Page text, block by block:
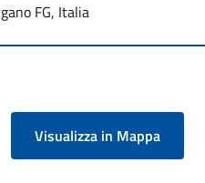
FG, Italia
Visualizza in Mappa